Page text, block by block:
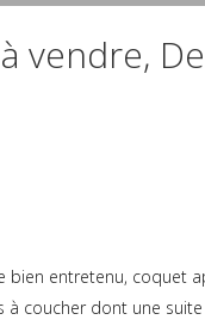
vendre,
entretenu, coquet
coucher dont une